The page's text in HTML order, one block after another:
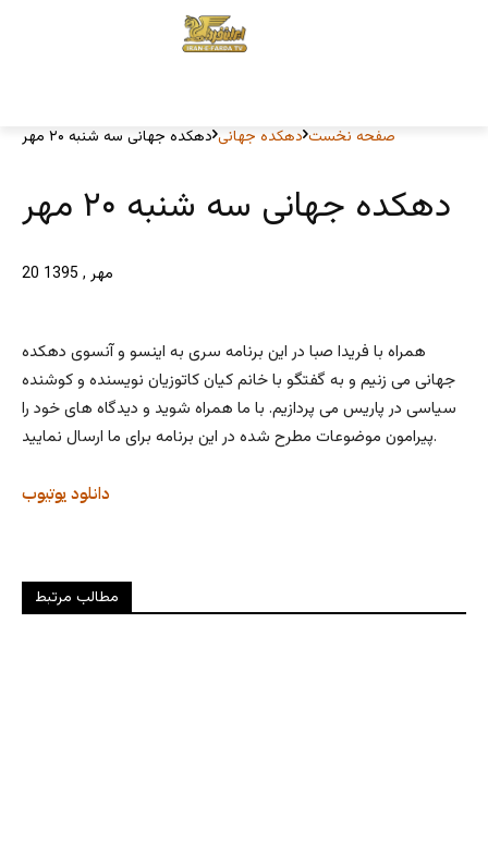
صفحه نخست دهکده جهانی دهکده جهانی سه شنبه ۲۰ مهر
دهکده جهانی سه شنبه ۲۰ مهر
20 مهر , 1395
همراه با فریدا صبا در این برنامه سری به اینسو و آنسوی دهکده
جهانی می زنیم و به گفتگو با خانم کیان کاتوزیان نویسنده و کوشنده
سیاسی در پاریس می پردازیم. با ما همراه شوید و دیدگاه های خود را
پیرامون موضوعات مطرح شده در این برنامه برای ما ارسال نمایید.
یوتیوب دانلود
مطالب مرتبط